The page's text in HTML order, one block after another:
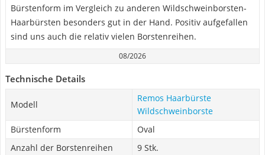
Bürstenform im Vergleich zu anderen Wildschweinborsten-
Haarbürsten besonders gut in der Hand. Positiv aufgefallen
sind uns auch die relativ vielen Borstenreihen.
08/2026
Technische Details
Modell
Remos Haarbürste
Wildschweinborste
Bürstenform
Oval
Anzahl der Borstenreihen
9 Stk.